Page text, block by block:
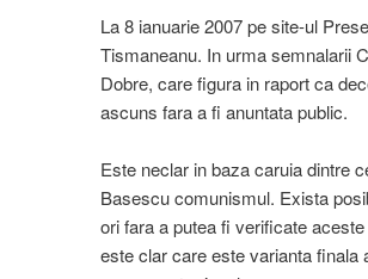
La 8 ianuarie 2007 pe site-ul
Tismaneanu. In urma semnalarii
Dobre, care figura in raport ca
ascuns fara a fi anuntata public.
Este neclar in baza caruia dintre
Basescu comunismul. Exista
ori fara a putea fi verificate
este clar care este varianta finala